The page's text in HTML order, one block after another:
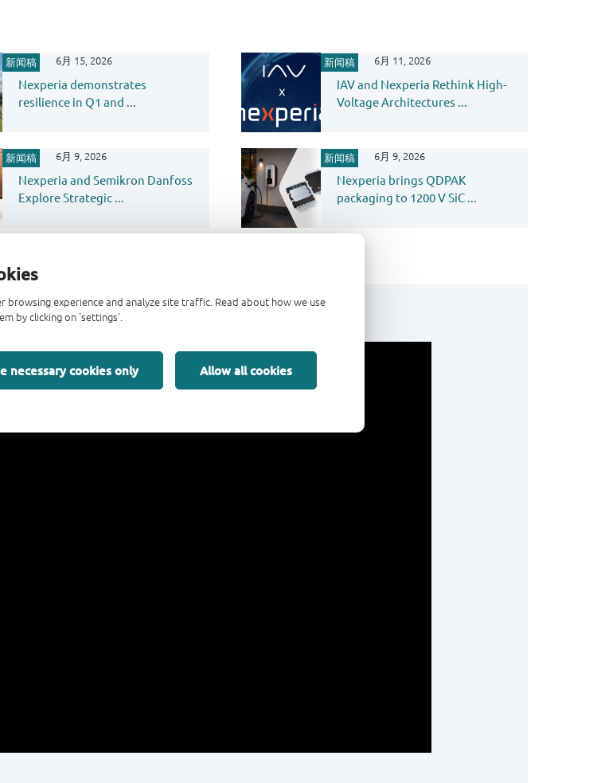
browsing experience and analyze site traffic. Read about how we use
by clicking on 'settings'.
necessary cookies only Allow all cookies
新闻稿 6月 15, 2026
Nexperia demonstrates
resilience in Q1 and ...
新闻稿 6月 11, 2026
IAV and Nexperia Rethink High-
Voltage Architectures ...
新闻稿 6月 9, 2026
Nexperia and Semikron Danfoss
Explore Strategic ...
新闻稿 6月 9, 2026
Nexperia brings QDPAK
packaging to 1200 V SiC ...
驱动器简介（双极性恒定电流源）